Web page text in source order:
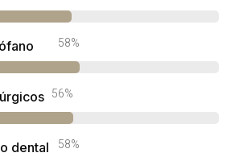
dental